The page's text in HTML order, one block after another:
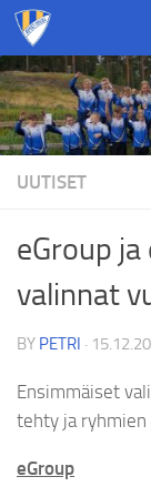
Skip to content
UUTISET
eGroup
valinnat
BY PETRI ·
Ensimmäiset
tehty ja ryhmien
eGroup